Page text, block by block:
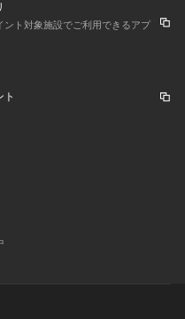
ト対象施設でご利用できるアプ